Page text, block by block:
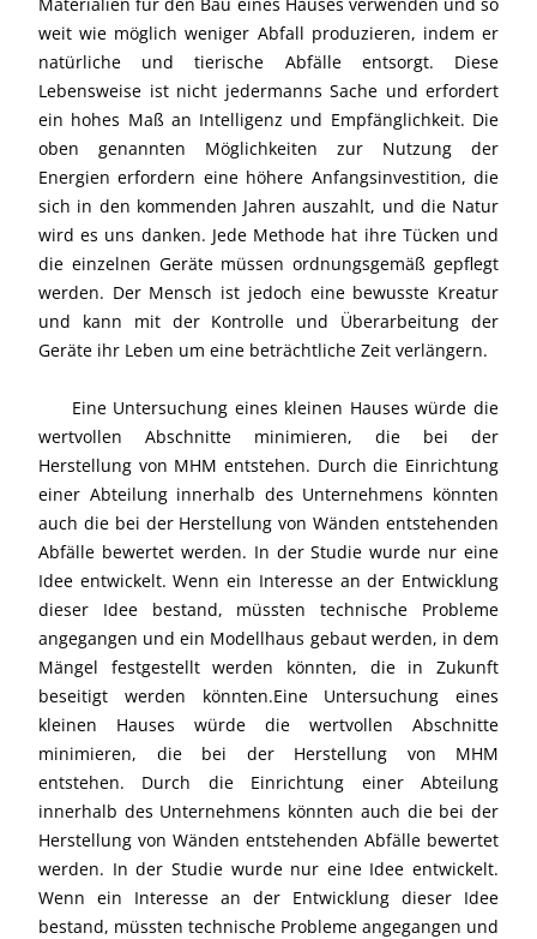
weit wie möglich weniger Abfall produzieren, indem er
natürliche und tierische Abfälle entsorgt. Diese
Lebensweise ist nicht jedermanns Sache und erfordert
ein hohes Maß an Intelligenz und Empfänglichkeit. Die
oben genannten Möglichkeiten zur Nutzung der
Energien erfordern eine höhere Anfangsinvestition, die
sich in den kommenden Jahren auszahlt, und die Natur
wird es uns danken. Jede Methode hat ihre Tücken und
die einzelnen Geräte müssen ordnungsgemäß gepflegt
werden. Der Mensch ist jedoch eine bewusste Kreatur
und kann mit der Kontrolle und Überarbeitung der
Geräte ihr Leben um eine beträchtliche Zeit verlängern.
Eine Untersuchung eines kleinen Hauses würde die
wertvollen Abschnitte minimieren, die bei der
Herstellung von MHM entstehen. Durch die Einrichtung
einer Abteilung innerhalb des Unternehmens könnten
auch die bei der Herstellung von Wänden entstehenden
Abfälle bewertet werden. In der Studie wurde nur eine
Idee entwickelt. Wenn ein Interesse an der Entwicklung
dieser Idee bestand, müssten technische Probleme
angegangen und ein Modellhaus gebaut werden, in dem
Mängel festgestellt werden könnten, die in Zukunft
beseitigt werden könnten.Eine Untersuchung eines
kleinen Hauses würde die wertvollen Abschnitte
minimieren, die bei der Herstellung von MHM
entstehen. Durch die Einrichtung einer Abteilung
innerhalb des Unternehmens könnten auch die bei der
Herstellung von Wänden entstehenden Abfälle bewertet
werden. In der Studie wurde nur eine Idee entwickelt.
Wenn ein Interesse an der Entwicklung dieser Idee
bestand, müssten technische Probleme angegangen und